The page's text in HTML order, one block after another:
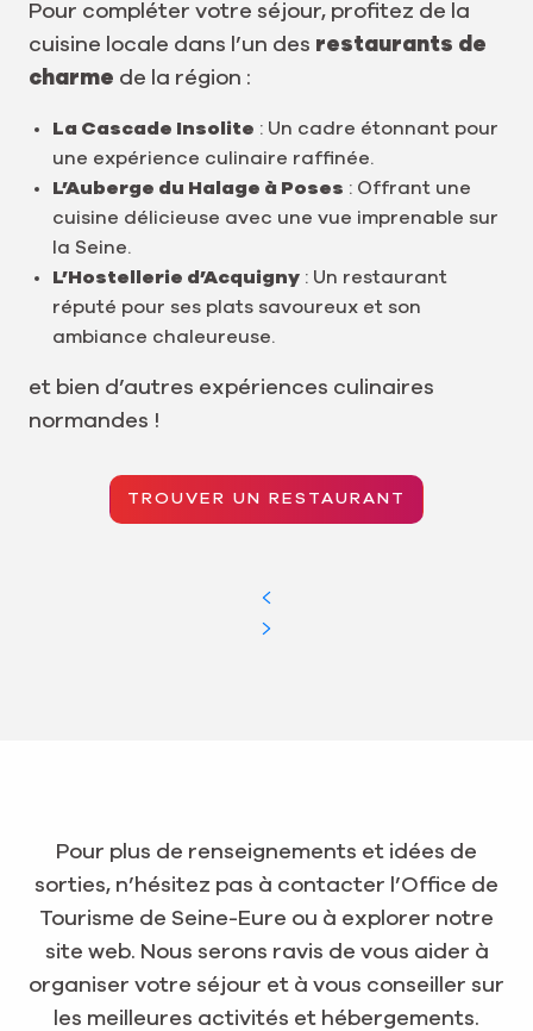
Pour compléter votre séjour, profitez de la
cuisine locale dans l’un des restaurants de
charme de la région :
La Cascade Insolite : Un cadre étonnant pour
une expérience culinaire raffinée.
L’Auberge du Halage à Poses : Offrant une
cuisine délicieuse avec une vue imprenable sur
la Seine.
L’Hostellerie d’Acquigny : Un restaurant
réputé pour ses plats savoureux et son
ambiance chaleureuse.
et bien d’autres expériences culinaires
normandes !
TROUVER UN RESTAURANT
Pour plus de renseignements et idées de
sorties, n’hésitez pas à contacter l’Office de
Tourisme de Seine-Eure ou à explorer notre
site web. Nous serons ravis de vous aider à
organiser votre séjour et à vous conseiller sur
les meilleures activités et hébergements.